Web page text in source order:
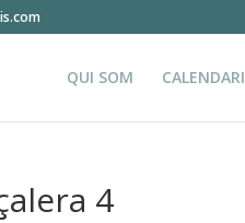
QUI SOM CALENDARI
4